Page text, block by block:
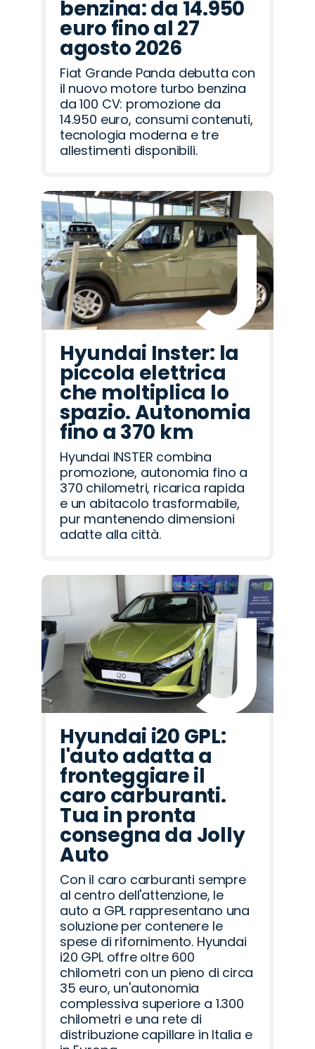
benzina: da 14.950
euro fino al 27
agosto 2026
Fiat Grande Panda debutta con
il nuovo motore turbo benzina
da 100 CV: promozione da
14.950 euro, consumi contenuti,
tecnologia moderna e tre
allestimenti disponibili.
Hyundai Inster: la
piccola elettrica
che moltiplica lo
spazio. Autonomia
fino a 370 km
Hyundai INSTER combina
promozione, autonomia fino a
370 chilometri, ricarica rapida
e un abitacolo trasformabile,
pur mantenendo dimensioni
adatte alla città.
Hyundai i20 GPL:
l'auto adatta a
fronteggiare il
caro carburanti.
Tua in pronta
consegna da Jolly
Auto
Con il caro carburanti sempre
al centro dell'attenzione, le
auto a GPL rappresentano una
soluzione per contenere le
spese di rifornimento. Hyundai
i20 GPL offre oltre 600
chilometri con un pieno di circa
35 euro, un'autonomia
complessiva superiore a 1.300
chilometri e una rete di
distribuzione capillare in Italia e